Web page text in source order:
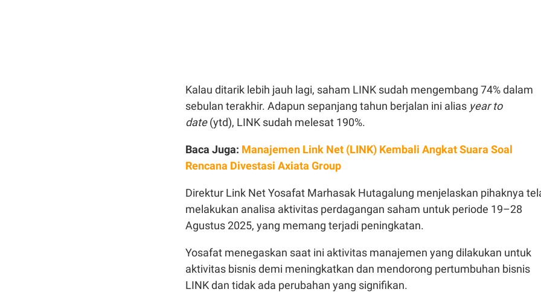
Kalau ditarik lebih jauh lagi, saham LINK sudah mengembang 74% dalam
sebulan terakhir. Adapun sepanjang tahun berjalan ini alias year to
date(ytd), LINK sudah melesat 190%.
Baca Juga: Manajemen Link Net (LINK) Kembali Angkat Suara Soal
Rencana Divestasi Axiata Group
Direktur Link Net Yosafat Marhasak Hutagalung menjelaskan pihaknya
melakukan analisa aktivitas perdagangan saham untuk periode 19–28
Agustus 2025, yang memang terjadi peningkatan.
Yosafat menegaskan saat ini aktivitas manajemen yang dilakukan untuk
aktivitas bisnis demi meningkatkan dan mendorong pertumbuhan bisnis
LINK dan tidak ada perubahan yang signifikan.